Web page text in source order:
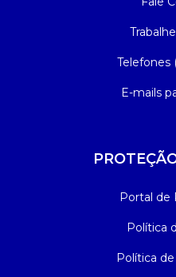
Telefones
E-mails
Portal de
Política
Política